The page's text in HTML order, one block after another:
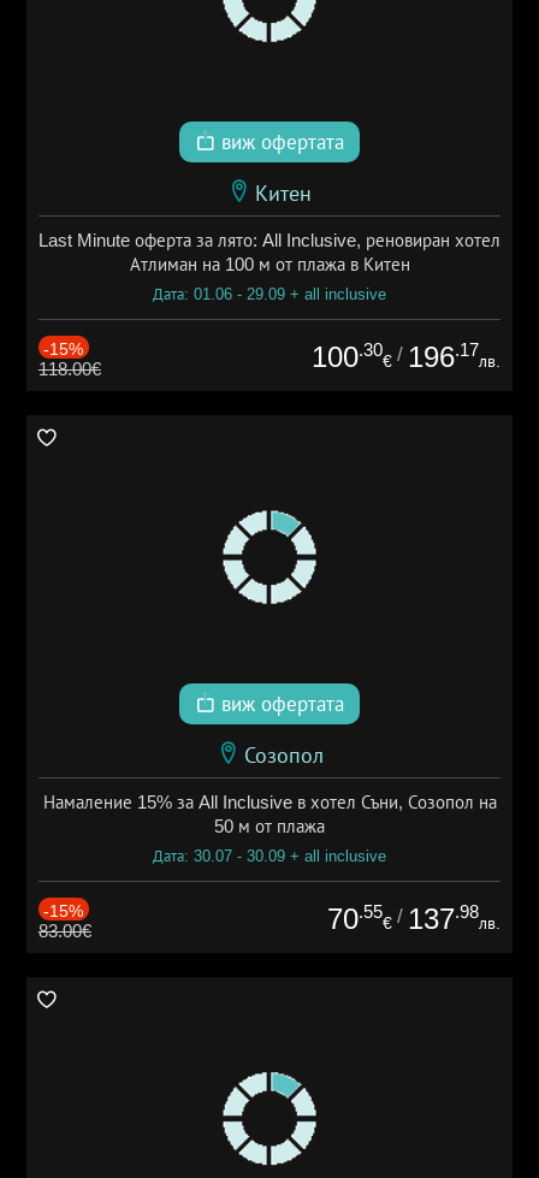
виж офертата
Китен
Last Minute оферта за лято: All Inclusive, реновиран хотел
Атлиман на 100 м от плажа в Китен
Дата: 01.06 - 29.09 + all inclusive
-15%
118.00€ 100.30
€ / 196.17
лв.
виж офертата
Созопол
Намаление 15% за All Inclusive в хотел Съни, Созопол на
50 м от плажа
Дата: 30.07 - 30.09 + all inclusive
-15%
83.00€ 70.55
€ / 137.98
лв.